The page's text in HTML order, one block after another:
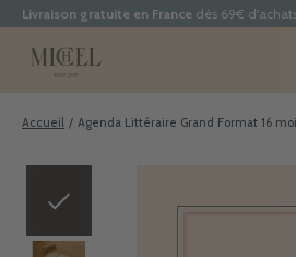
Livraison gratuite en France dès 69€
Accueil / Agenda Littéraire Grand Format 16